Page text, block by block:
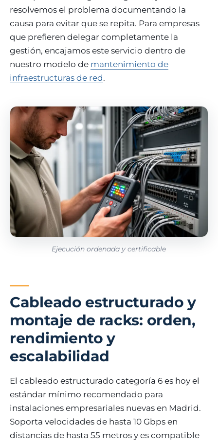
resolvemos el problema documentando la
causa para evitar que se repita. Para empresas
que prefieren delegar completamente la
gestión, encajamos este servicio dentro de
nuestro modelo de mantenimiento de
infraestructuras de red.
Ejecución ordenada y certificable
Cableado estructurado y
montaje de racks: orden,
rendimiento y
escalabilidad
El cableado estructurado categoría 6 es hoy el
estándar mínimo recomendado para
instalaciones empresariales nuevas en Madrid.
Soporta velocidades de hasta 10 Gbps en
distancias de hasta 55 metros y es compatible